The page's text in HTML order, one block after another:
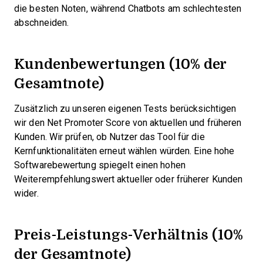
die besten Noten, während Chatbots am schlechtesten
abschneiden.
Kundenbewertungen (10% der
Gesamtnote)
Zusätzlich zu unseren eigenen Tests berücksichtigen
wir den Net Promoter Score von aktuellen und früheren
Kunden. Wir prüfen, ob Nutzer das Tool für die
Kernfunktionalitäten erneut wählen würden. Eine hohe
Softwarebewertung spiegelt einen hohen
Weiterempfehlungswert aktueller oder früherer Kunden
wider.
Preis-Leistungs-Verhältnis (10%
der Gesamtnote)